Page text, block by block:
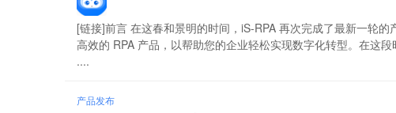
[链接]前言 在这春和景明的时间，iS-RPA 再次完成了最新一轮
高效的 RPA 产品，以帮助您的企业轻松实现数字化转型。在这
....
产品发布